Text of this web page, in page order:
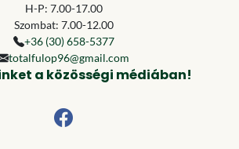
H-P: 7.00-17.00
Szombat: 7.00-12.00
+36 (30) 658-5377
totalfulop96@gmail.com
a közösségi médiában!